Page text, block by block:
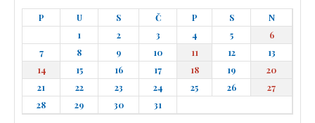
P U S Č P S
N
1
2 3 4 5
6
7
8 9 10 11 12
13
14
15 16 17 18 19
20
21
22 23 24 25 26
27
28
29 30 31